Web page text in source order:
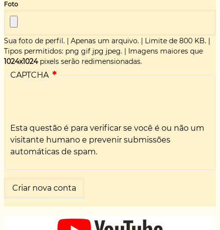
Foto
Sua foto de perfil. | Apenas um arquivo. | Limite de 800 KB. |
Tipos permitidos: png gif jpg jpeg. | Imagens maiores que
1024x1024pixels serão redimensionadas.
CAPTCHA
Esta questão é para verificar se você é ou não um
visitante humano e prevenir submissões
automáticas de spam.